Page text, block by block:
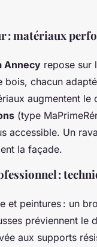
: matériaux
Annecy repose sur
chacun
augmentent
(type
accessible. Un
la façade.
:
peintures : un
préviennent le
aux supports